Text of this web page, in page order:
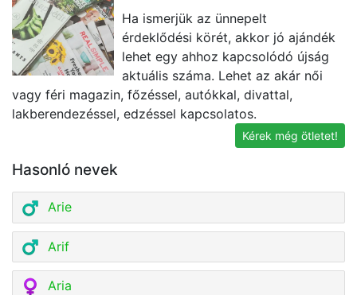
Ha ismerjük az ünnepelt
érdeklődési körét, akkor jó ajándék
lehet egy ahhoz kapcsolódó újság
aktuális száma. Lehet az akár női
vagy féri magazin, főzéssel, autókkal, divattal,
lakberendezéssel, edzéssel kapcsolatos.
Kérek még ötletet!
Hasonló nevek
Arie
Arif
Aria